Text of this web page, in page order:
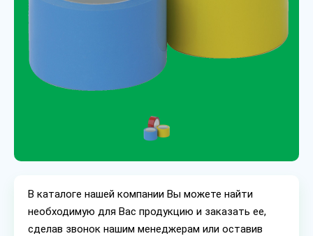
В каталоге нашей компании Вы можете найти
необходимую для Вас продукцию и заказать ее,
сделав звонок нашим менеджерам или оставив